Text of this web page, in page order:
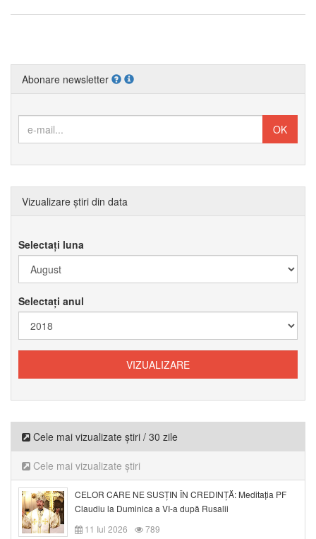
Abonare newsletter
Vizualizare știri din data
Selectați luna
Selectați anul
Cele mai vizualizate știri / 30 zile
Cele mai vizualizate știri
CELOR CARE NE SUSȚIN ÎN CREDINȚĂ: Meditația PF
Claudiu la Duminica a VI-a după Rusalii
11 Iul 2026
789